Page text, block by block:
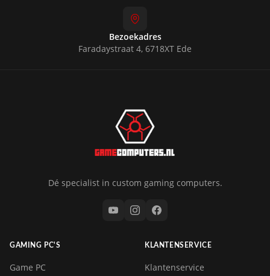
Bezoekadres
Faradaystraat 4, 6718XT Ede
Dé specialist in custom gaming computers.
GAMING PC'S
Game PC
KLANTENSERVICE
Klantenservice